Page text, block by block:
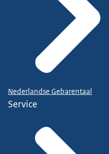
Nederlandse Gebarentaal
Service